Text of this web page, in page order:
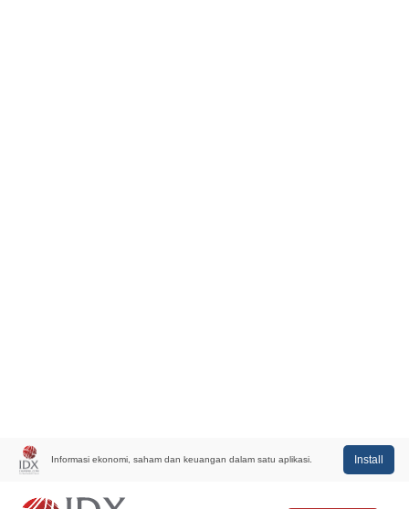
Informasi ekonomi, saham dan keuangan dalam satu aplikasi. Install